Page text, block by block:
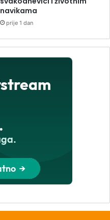
navikama
prije 1 dan